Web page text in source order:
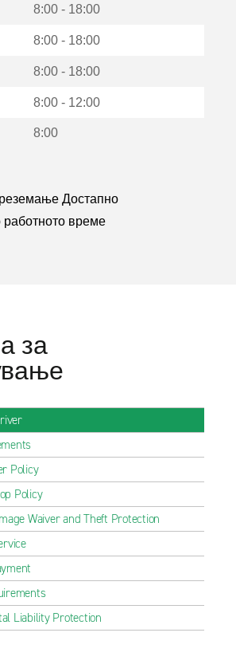
8:00 - 18:00
8:00 - 18:00
8:00 - 18:00
8:00 - 12:00
8:00
Достапно
време
за
Policy
Policy
Waiver and Theft Protection
Liability Protection